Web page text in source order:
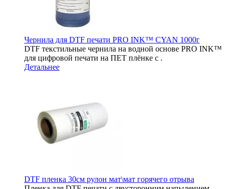
Чернила для DTF печати PRO INK™ CYAN 1000г
DTF текстильные чернила на водной основе PRO INK™
для цифровой печати на ПЕТ плёнке c .
Детальнее
DTF пленка 30см рулон мат\мат горячего отрыва